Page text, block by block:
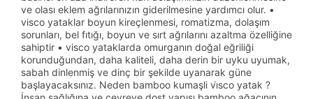
ve olası eklem ağrılarınızın giderilmesine yardımcı olur. •
visco yataklar boyun kireçlenmesi, romatizma, dolaşım
sorunları, bel fıtığı, boyun ve sırt ağrılarını azaltma özelliğine
sahiptir • visco yataklarda omurganın doğal eğriliği
korunduğundan, daha kaliteli, daha derin bir uyku uyumak,
sabah dinlenmiş ve dinç bir şekilde uyanarak güne
başlayacaksınız. Neden bamboo kumaşli vi̇sco yatak ?